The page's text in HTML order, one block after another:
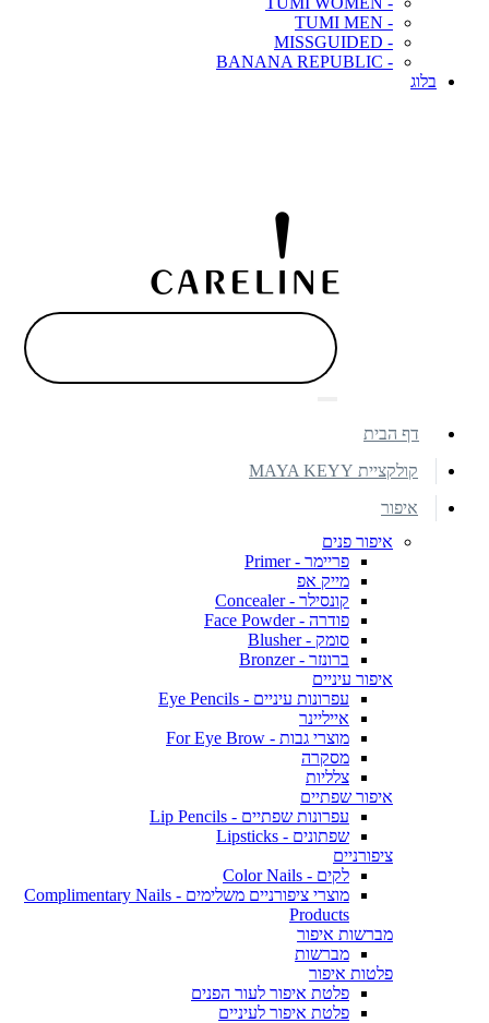
- TUMI MEN
- MISSGUIDED
- BANANA REPUBLIC
בלוג
דף הבית
קולקציית MAYA KEYY
איפור
איפור פנים
פריימר - Primer
מייק אפ
קונסילר - Concealer
פודרה - Face Powder
סומק - Blusher
ברונזר - Bronzer
איפור עיניים
עפרונות עיניים - Eye Pencils
אייליינר
מוצרי גבות - For Eye Brow
מסקרה
צלליות
איפור שפתיים
עפרונות שפתיים - Lip Pencils
שפתונים - Lipsticks
ציפורניים
לקים - Color Nails
מוצרי ציפורניים משלימים - Complimentary Nails
Products
מברשות איפור
מברשות
פלטות איפור
פלטת איפור לעור הפנים
פלטת איפור לעיניים